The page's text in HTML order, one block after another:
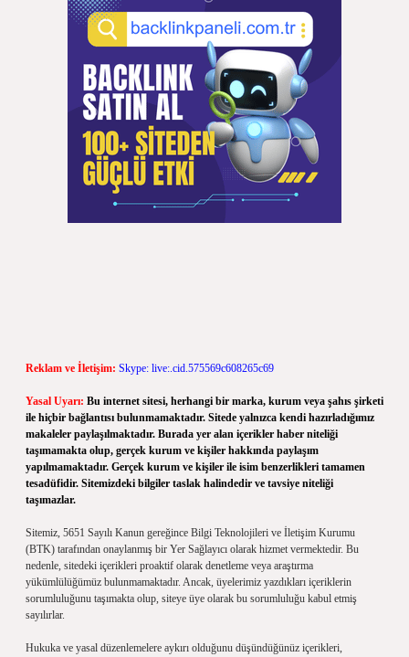
Reklam ve İletişim: Skype: live:.cid.575569c608265c69
Yasal Uyarı: Bu internet sitesi, herhangi bir marka, kurum veya şahıs şirketi
ile hiçbir bağlantısı bulunmamaktadır. Sitede yalnızca kendi hazırladığımız
makaleler paylaşılmaktadır. Burada yer alan içerikler haber niteliği
taşımamakta olup, gerçek kurum ve kişiler hakkında paylaşım
yapılmamaktadır. Gerçek kurum ve kişiler ile isim benzerlikleri tamamen
tesadüfidir. Sitemizdeki bilgiler taslak halindedir ve tavsiye niteliği
taşımazlar.
Sitemiz, 5651 Sayılı Kanun gereğince Bilgi Teknolojileri ve İletişim Kurumu
(BTK) tarafından onaylanmış bir Yer Sağlayıcı olarak hizmet vermektedir. Bu
nedenle, sitedeki içerikleri proaktif olarak denetleme veya araştırma
yükümlülüğümüz bulunmamaktadır. Ancak, üyelerimiz yazdıkları içeriklerin
sorumluluğunu taşımakta olup, siteye üye olarak bu sorumluluğu kabul etmiş
sayılırlar.
Hukuka ve yasal düzenlemelere aykırı olduğunu düşündüğünüz içerikleri,